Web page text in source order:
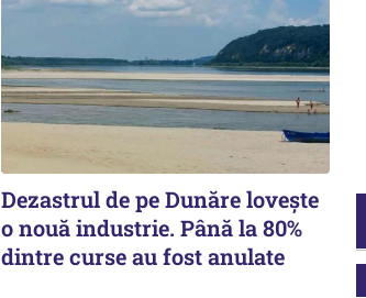
Dezastrul de pe Dunăre lovește
o nouă industrie. Până la 80%
dintre curse au fost anulate